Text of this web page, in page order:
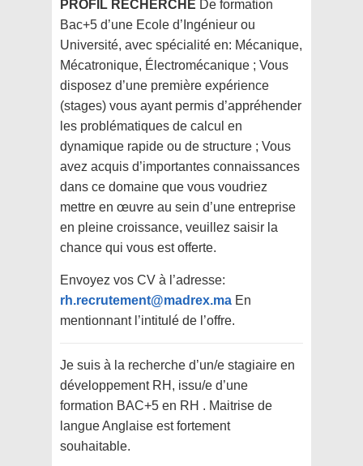
PROFIL RECHERCHÉ De formation
Bac+5 d’une Ecole d’Ingénieur ou
Université, avec spécialité en: Mécanique,
Mécatronique, Électromécanique ; Vous
disposez d’une première expérience
(stages) vous ayant permis d’appréhender
les problématiques de calcul en
dynamique rapide ou de structure ; Vous
avez acquis d’importantes connaissances
dans ce domaine que vous voudriez
mettre en œuvre au sein d’une entreprise
en pleine croissance, veuillez saisir la
chance qui vous est offerte.
Envoyez vos CV à l’adresse:
rh.recrutement@madrex.ma En
mentionnant l’intitulé de l’offre.
Je suis à la recherche d’un/e stagiaire en
développement RH, issu/e d’une
formation BAC+5 en RH . Maitrise de
langue Anglaise est fortement
souhaitable.